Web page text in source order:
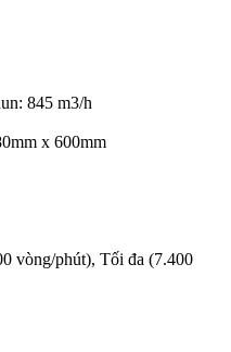
845 m3/h
x 600mm
vòng/phút), Tối đa (7.400